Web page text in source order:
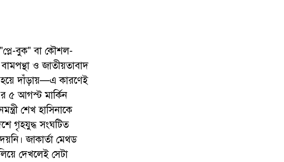
বুক" বা কৌশল-
ও জাতীয়তাবাদ
হয়ে দাঁড়ায়—এ কারণেই
৫ আগস্ট মার্কিন
শেখ হাসিনাকে
গৃহযুদ্ধ সংঘটিত
জাকার্তা মেথড
দেখলেই সেটা